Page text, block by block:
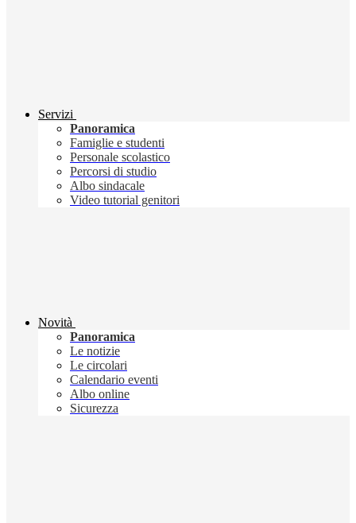
Servizi
Panoramica
Famiglie e studenti
Personale scolastico
Percorsi di studio
Albo sindacale
Video tutorial genitori
Novità
Panoramica
Le notizie
Le circolari
Calendario eventi
Albo online
Sicurezza